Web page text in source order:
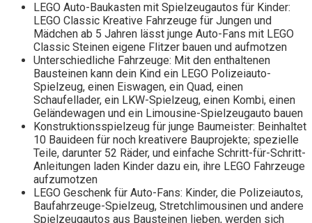
LEGO Auto-Baukasten mit Spielzeugautos für Kinder:
LEGO Classic Kreative Fahrzeuge für Jungen und
Mädchen ab 5 Jahren lässt junge Auto-Fans mit LEGO
Classic Steinen eigene Flitzer bauen und aufmotzen
Unterschiedliche Fahrzeuge: Mit den enthaltenen
Bausteinen kann dein Kind ein LEGO Polizeiauto-
Spielzeug, einen Eiswagen, ein Quad, einen
Schaufellader, ein LKW-Spielzeug, einen Kombi, einen
Geländewagen und ein Limousine-Spielzeugauto bauen
Konstruktionsspielzeug für junge Baumeister: Beinhaltet
10 Bauideen für noch kreativere Bauprojekte; spezielle
Teile, darunter 52 Räder, und einfache Schritt-für-Schritt-
Anleitungen laden Kinder dazu ein, ihre LEGO Fahrzeuge
aufzumotzen
LEGO Geschenk für Auto-Fans: Kinder, die Polizeiautos,
Baufahrzeuge-Spielzeug, Stretchlimousinen und andere
Spielzeugautos aus Bausteinen lieben, werden sich